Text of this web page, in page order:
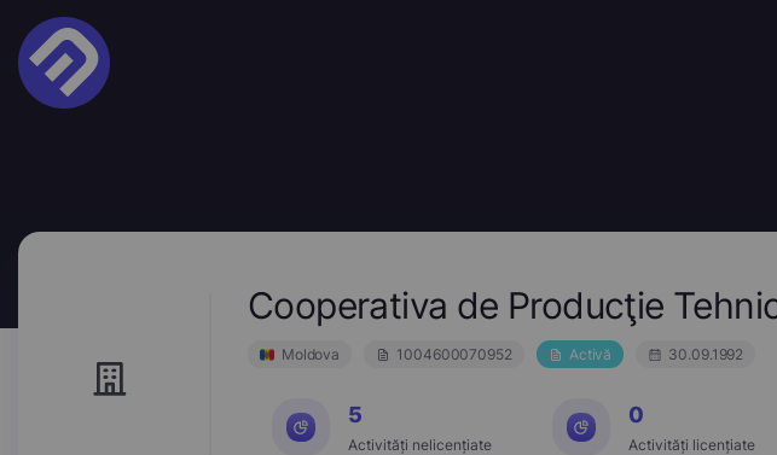
Cooperativa de Producţie
Moldova 1004600070952 Activă 30.09.1992
5
Activități nelicențiate
0
Activități licențiate